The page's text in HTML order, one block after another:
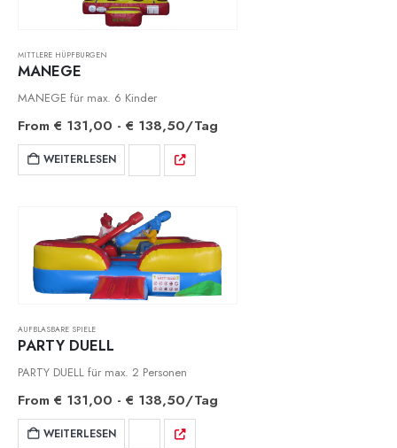
MITTLERE HÜPFBURGEN
MANEGE
MANEGE für max. 6 Kinder
From € 131,00 - € 138,50/Tag
WEITERLESEN
AUFBLASBARE SPIELE
PARTY DUELL
PARTY DUELL für max. 2 Personen
From € 131,00 - € 138,50/Tag
WEITERLESEN